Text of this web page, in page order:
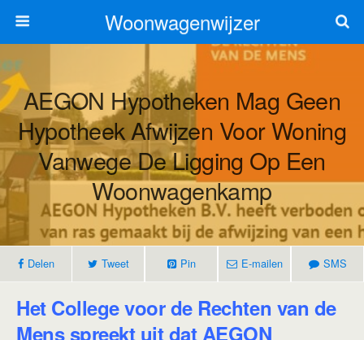
Woonwagenwijzer
AEGON Hypotheken Mag Geen
Hypotheek Afwijzen Voor Woning
Vanwege De Ligging Op Een
Woonwagenkamp
Delen Tweet Pin E-mailen SMS
Het College voor de Rechten van de
Mens spreekt uit dat AEGON